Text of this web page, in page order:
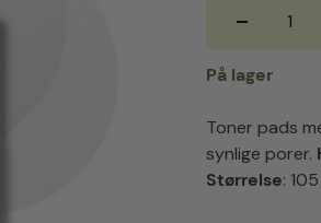
-
På lager
Toner pads
synlige porer.
Størrelse: